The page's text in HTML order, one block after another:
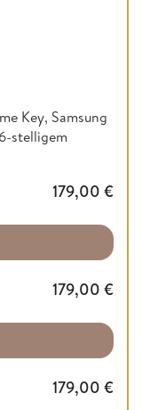
Key, Samsung
stelligem
179,00 €
179,00 €
179,00 €